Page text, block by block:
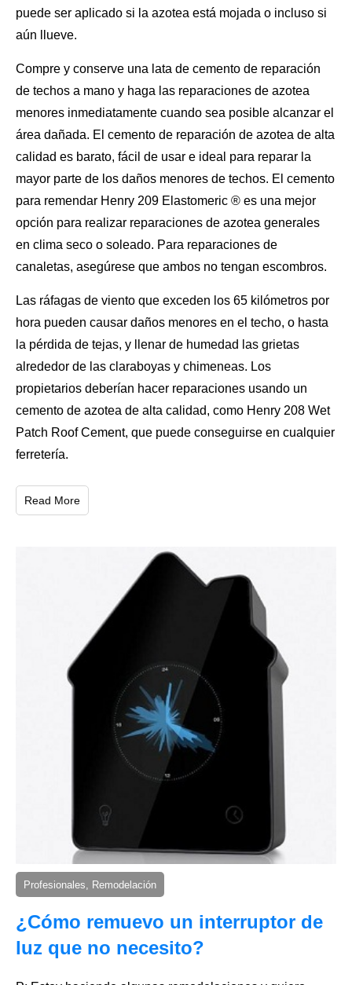
puede ser aplicado si la azotea está mojada o incluso si
aún llueve.
Compre y conserve una lata de cemento de reparación
de techos a mano y haga las reparaciones de azotea
menores inmediatamente cuando sea posible alcanzar el
área dañada. El cemento de reparación de azotea de alta
calidad es barato, fácil de usar e ideal para reparar la
mayor parte de los daños menores de techos. El cemento
para remendar Henry 209 Elastomeric ® es una mejor
opción para realizar reparaciones de azotea generales
en clima seco o soleado. Para reparaciones de
canaletas, asegúrese que ambos no tengan escombros.
Las ráfagas de viento que exceden los 65 kilómetros por
hora pueden causar daños menores en el techo, o hasta
la pérdida de tejas, y llenar de humedad las grietas
alrededor de las claraboyas y chimeneas. Los
propietarios deberían hacer reparaciones usando un
cemento de azotea de alta calidad, como Henry 208 Wet
Patch Roof Cement, que puede conseguirse en cualquier
ferretería.
Read More
Profesionales, Remodelación
¿Cómo remuevo un interruptor de
luz que no necesito?